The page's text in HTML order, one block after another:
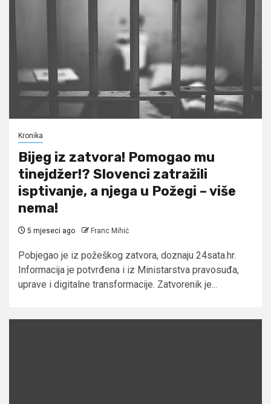
Kronika
Bijeg iz zatvora! Pomogao mu
tinejdžer!? Slovenci zatražili
isptivanje, a njega u Požegi – više
nema!
5 mjeseci ago Franc Mihić
Pobjegao je iz požeškog zatvora, doznaju 24sata.hr.
Informacija je potvrđena i iz Ministarstva pravosuđa,
uprave i digitalne transformacije. Zatvorenik je...